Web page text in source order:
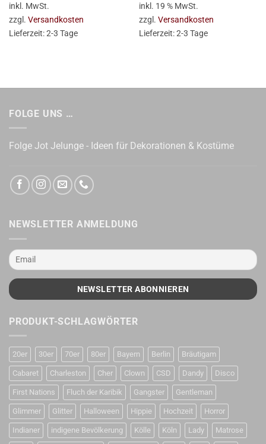
inkl. MwSt.
zzgl. Versandkosten
Lieferzeit:2-3 Tage
inkl. 19 % MwSt.
zzgl. Versandkosten
Lieferzeit:2-3 Tage
FOLGE UNS …
Folge Jot Jelunge - Ideen für Dekorationen & Kostüme
NEWSLETTER ANMELDUNG
PRODUKT-SCHLAGWÖRTER
20er 30er 70er 80er Bayern Berlin Bräutigam
Cabaret Charleston Cher Clown CSD Dandy Disco
First Nations Fluch der Karibik Gangster Gentleman
Glimmer Glitter Halloween Hippie Hochzeit Horror
Indianer indigene Bevölkerung Kölle Köln Lady Matrose